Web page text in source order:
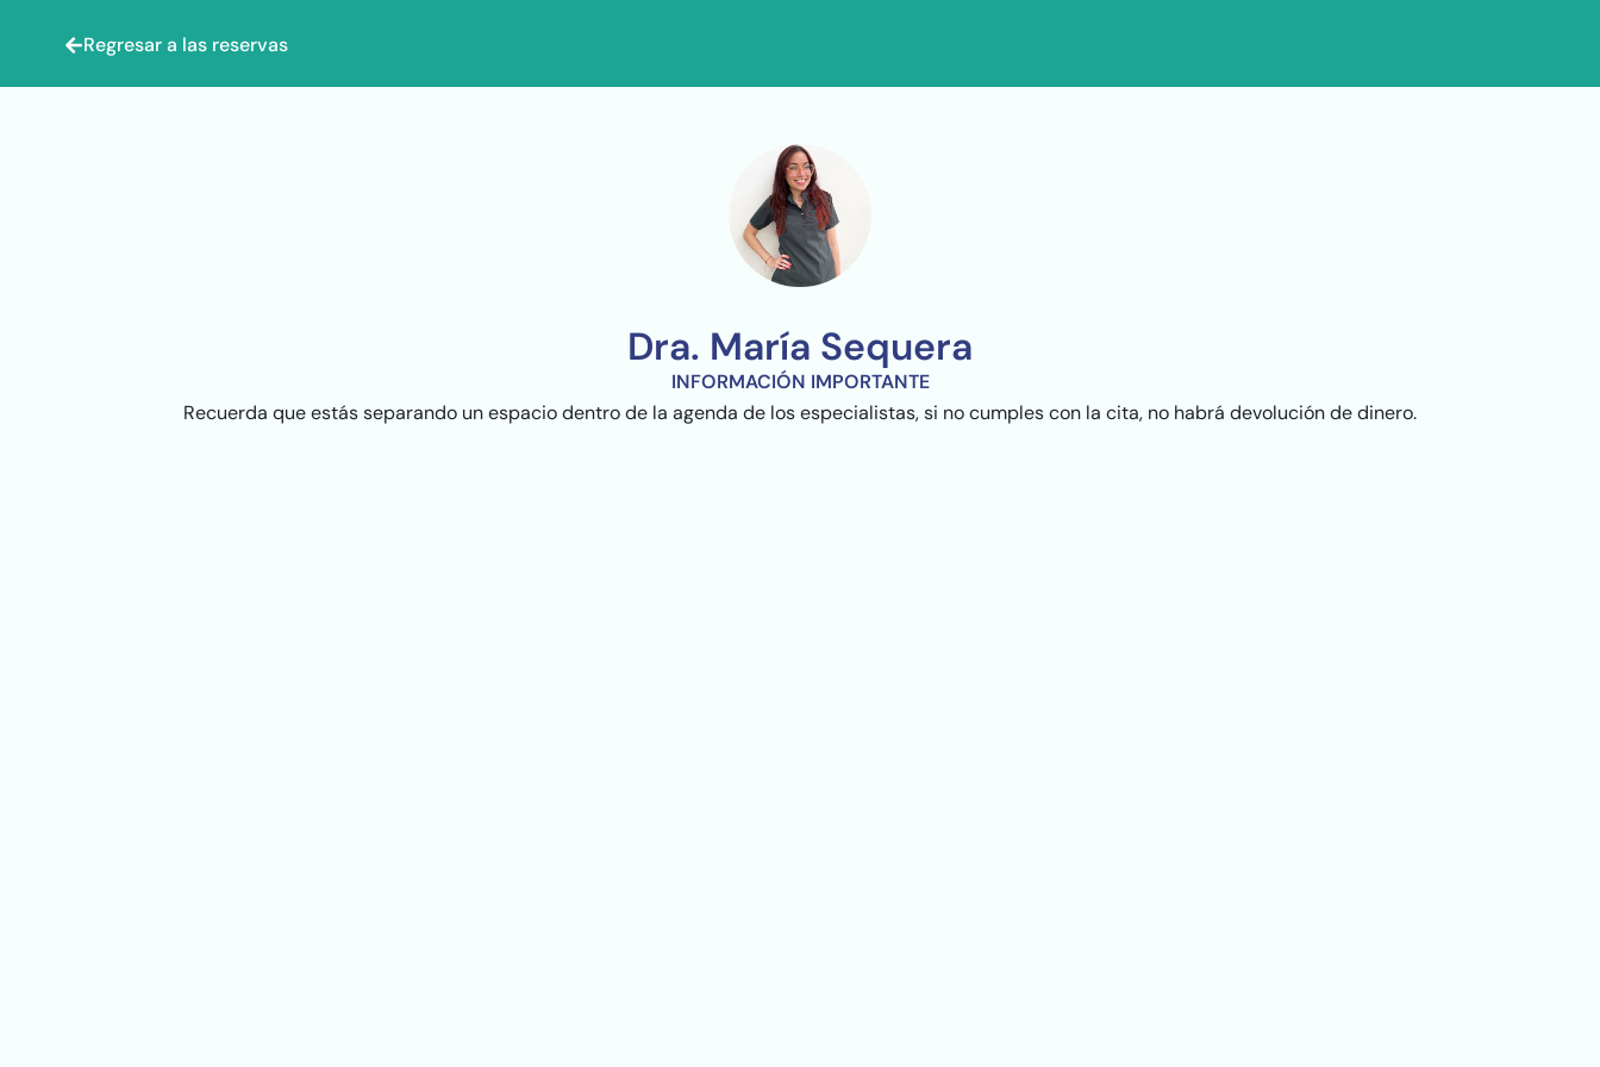
Regresar a las reservas
Dra. María Sequera
INFORMACIÓN IMPORTANTE
Recuerda que estás separando un espacio dentro de la agenda de los especialistas, si no cumples con la cita, no habrá devolución de dinero.